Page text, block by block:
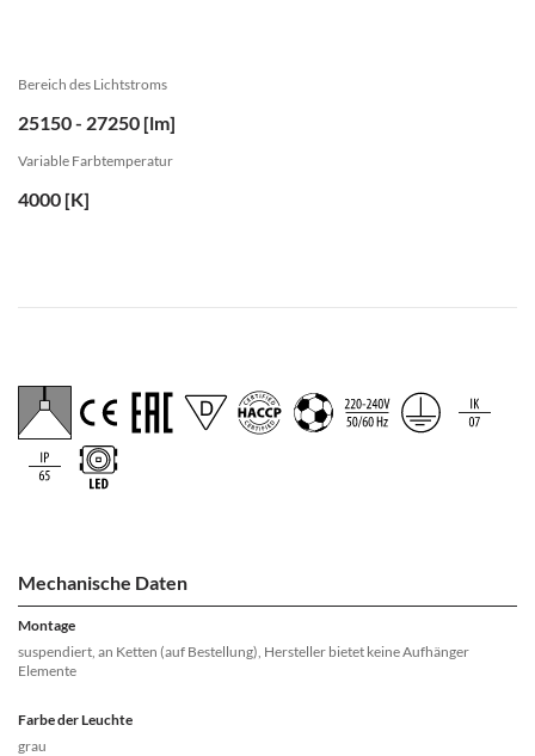
Bereich des Lichtstroms
25150 - 27250 [lm]
Variable Farbtemperatur
4000 [K]
Mechanische Daten
Montage
suspendiert, an Ketten (auf Bestellung), Hersteller bietet keine Aufhänger
Elemente
Farbe der Leuchte
grau